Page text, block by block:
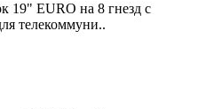
19" EURO на 8 гнезд с
телекоммуни..